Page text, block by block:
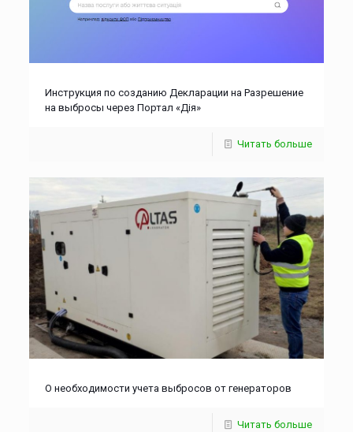
Инструкция по созданию Декларации на Разрешение
на выбросы через Портал «Дія»
Читать больше
О необходимости учета выбросов от генераторов
Читать больше